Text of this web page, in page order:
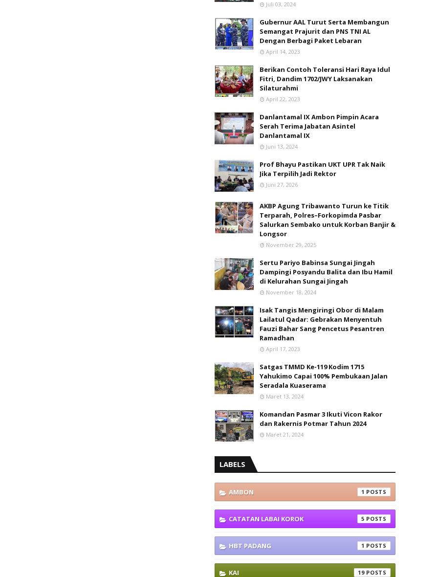
Juli 03, 2024
Gubernur AAL Turut Serta Membangun
Semangat Prajurit dan PNS TNI AL
Dengan Berbagi Paket Lebaran
April 14, 2023
Berikan Contoh Toleransi Hari Raya Idul
Fitri, Dandim 1702/JWY Laksanakan
Silaturahmi
April 22, 2023
Danlantamal IX Ambon Pimpin Acara
Serah Terima Jabatan Asintel
Danlantamal IX
Juni 13, 2024
Prof Bhayu Pastikan UKT UPR Tak Naik
Jika Terpilih Jadi Rektor
Juni 27, 2026
AKBP Agung Tribawanto Turun ke Titik
Terparah, Polres–Forkopimda Pasbar
Salurkan Sembako untuk Korban Banjir &
Longsor
November 29, 2025
Sertu Pariyo Babinsa Sungai Jingah
Dampingi Posyandu Balita dan Ibu Hamil
di Kelurahan Sungai Jingah
November 18, 2024
Isak Tangis Mengiringi Obor di Malam
Lailatul Qadar: Gebrakan Menyentuh
Fauzi Bahar Sang Pencetus Pesantren
Ramadhan
April 17, 2023
Satgas TMMD Ke-119 Kodim 1715
Yahukimo Capai 100% Pembukaan Jalan
Seradala Kuaserama
Maret 13, 2024
Komandan Pasmar 3 Ikuti Vicon Rakor
dan Rakernis Potmar Tahun 2024
Maret 21, 2024
LABELS
AMBON 1
CATATAN LABAI KOROK 5
HBT PADANG 1
KAI 19